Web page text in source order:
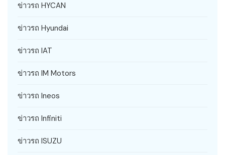
ข่าวรถ HYCAN
ข่าวรถ Hyundai
ข่าวรถ IAT
ข่าวรถ IM Motors
ข่าวรถ Ineos
ข่าวรถ Infiniti
ข่าวรถ ISUZU